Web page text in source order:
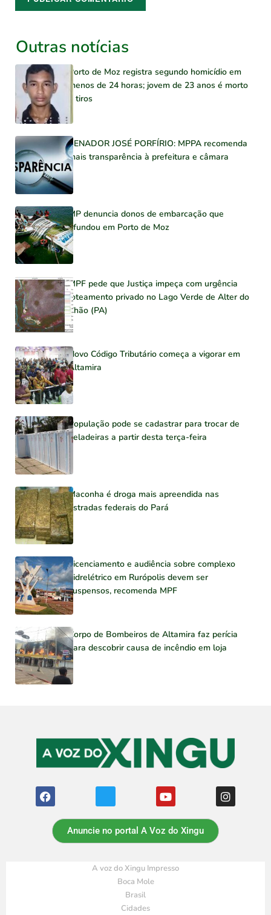
Outras notícias
Porto de Moz registra segundo homicídio em
menos de 24 horas; jovem de 23 anos é morto
a tiros
SENADOR JOSÉ PORFÍRIO: MPPA recomenda
mais transparência à prefeitura e câmara
MP denuncia donos de embarcação que
afundou em Porto de Moz
MPF pede que Justiça impeça com urgência
loteamento privado no Lago Verde de Alter do
Chão (PA)
Novo Código Tributário começa a vigorar em
Altamira
População pode se cadastrar para trocar de
geladeiras a partir desta terça-feira
Maconha é droga mais apreendida nas
estradas federais do Pará
Licenciamento e audiência sobre complexo
hidrelétrico em Rurópolis devem ser
suspensos, recomenda MPF
Corpo de Bombeiros de Altamira faz perícia
para descobrir causa de incêndio em loja
Anuncie no portal A Voz do Xingu
A voz do Xingu Impresso
Boca Mole
Brasil
Cidades